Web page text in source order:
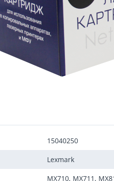
15040250
Lexmark
MX710, MX711,